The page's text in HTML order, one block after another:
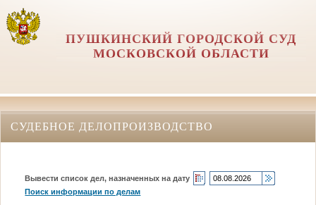
ПУШКИНСКИЙ ГОРОДСКОЙ СУД
МОСКОВСКОЙ ОБЛАСТИ
СУДЕБНОЕ ДЕЛОПРОИЗВОДСТВО
Вывести список дел, назначенных на дату
Поиск информации по делам